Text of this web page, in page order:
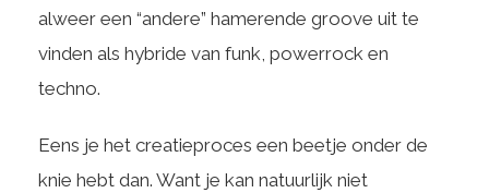
alweer een “andere” hamerende groove uit te
vinden als hybride van funk, powerrock en
techno.
Eens je het creatieproces een beetje onder de
knie hebt dan. Want je kan natuurlijk niet